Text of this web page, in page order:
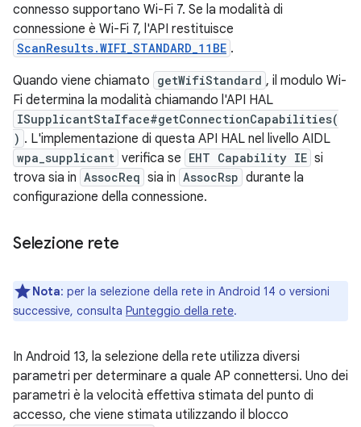
connesso supportano Wi-Fi 7. Se la modalità di
connessione è Wi-Fi 7, l'API restituisce
ScanResults.WIFI_STANDARD_11BE .
Quando viene chiamato getWifiStandard , il modulo Wi-
Fi determina la modalità chiamando l'API HAL
ISupplicantStaIface#getConnectionCapabilities(
) . L'implementazione di questa API HAL nel livello AIDL
wpa_supplicant verifica se EHT Capability IE si
trova sia in AssocReq sia in AssocRsp durante la
configurazione della connessione.
Selezione rete
Nota: per la selezione della rete in Android 14 o versioni
successive, consulta Punteggio della rete.
In Android 13, la selezione della rete utilizza diversi
parametri per determinare a quale AP connettersi. Uno dei
parametri è la velocità effettiva stimata del punto di
accesso, che viene stimata utilizzando il blocco